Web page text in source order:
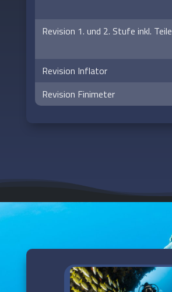
Revision 1. und 2. Stufe inkl. Teile
Revision Inflator
Revision Finimeter